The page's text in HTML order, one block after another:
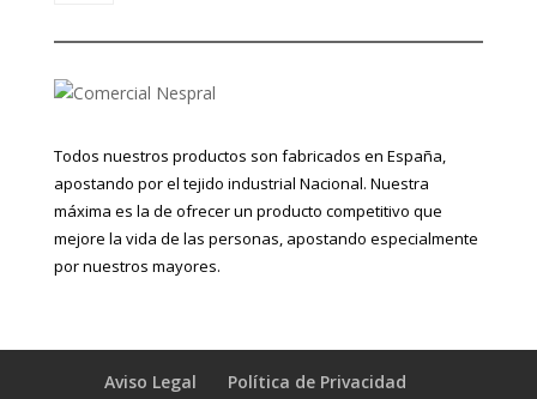
Todos nuestros productos son fabricados en España,
apostando por el tejido industrial Nacional. Nuestra
máxima es la de ofrecer un producto competitivo que
mejore la vida de las personas, apostando especialmente
por nuestros mayores.
Aviso Legal
Política de Privacidad